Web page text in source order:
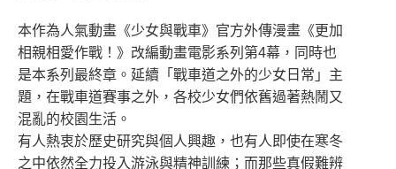
本作為人氣動畫《少女與戰車》官方外傳漫畫《更加
相親相愛作戰！》改編動畫電影系列第4幕，同時也
是本系列最終章。延續「戰車道之外的少女日常」主
題，在戰車道賽事之外，各校少女們依舊過著熱鬧又
混亂的校園生活。
有人熱衷於歷史研究與個人興趣，也有人即使在寒冬
之中依然全力投入游泳與精神訓練；而那些真假難辨